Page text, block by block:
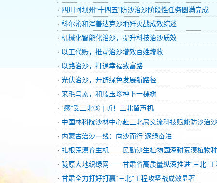
· 四川阿坝州“十四五”防沙治沙阶段性任务圆满完成
· 科尔沁和浑善达克沙地歼灭战成效综述
· 机械化智能化治沙，提升科技治沙质效
· 以工代赈，推动治沙增效百姓增收
· 以路治沙，打通幸福致富路
· 光伏治沙，开辟绿色发展新路径
· 来毛乌素，和殷玉珍种下一棵树
· “感”受三北③ | 听！三北留声机
· 中国林科院沙林中心赴三北局交流科技赋能防沙治沙
· 内蒙古治沙一线：向沙而行 逐绿奋进
· 扎根荒漠育生机——民勤沙生植物园深耕荒漠植物
· 陇原大地织绿网——甘肃省高质量纵深推进“三北”工
· 甘肃全力打好打赢“三北”工程攻坚战成效显著